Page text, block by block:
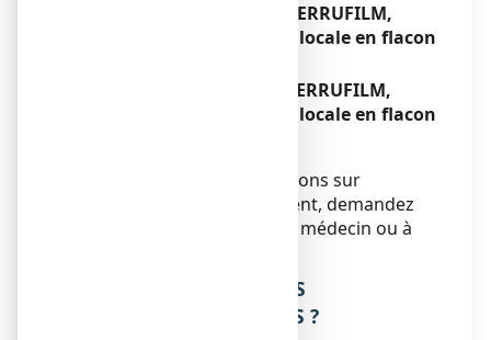
Si vous oubliez d’utiliser VERRUFILM,
solution pour application locale en flacon
Si vous arrêtez d’utiliser VERRUFILM,
solution pour application locale en flacon
Si vous avez d’autres questions sur
l’utilisation de ce médicament, demandez
plus d’informations à votre médecin ou à
4. QUELS SONT LES EFFETS
INDESIRABLES EVENTUELS ?